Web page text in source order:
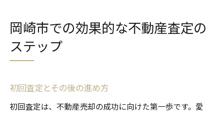
岡崎市での効果的な不動産査定の
ステップ
初回査定とその後の進め方
初回査定は、不動産売却の成功に向けた第一歩です。愛